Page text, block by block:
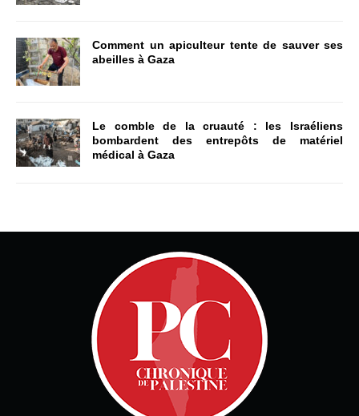
Comment un apiculteur tente de sauver ses
abeilles à Gaza
Le comble de la cruauté : les Israéliens
bombardent des entrepôts de matériel
médical à Gaza